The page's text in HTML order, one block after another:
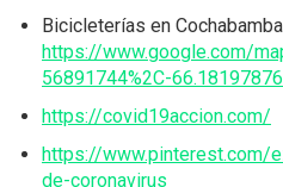
Bicicleterías en
https://www.google.com/
56891744%2C-
https://covid19accion.com/
https://www.pinterest.com/
de-coronavirus